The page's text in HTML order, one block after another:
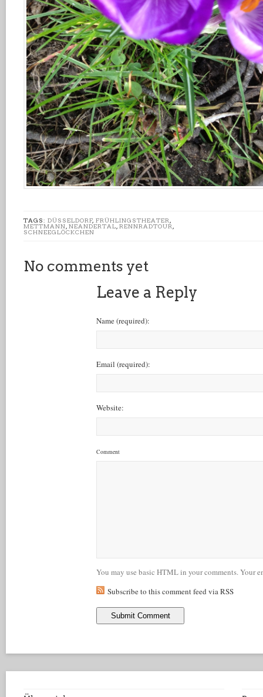
TAGS: DÜSSELDORF, FRÜHLINGSTHEATER ,
METTMANN, NEANDERTAL, RENNRADTOUR ,
SCHNEEGLÖCKCHEN
No comments yet
Leave a Reply
Name(required):
Email (required):
Website:
Comment
You may use basic HTML in your comments. Your
Subscribe to this comment feed via RSS